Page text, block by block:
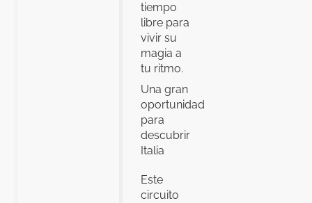
tiempo
libre para
vivir su
magia a
tu ritmo.
Una gran
oportunidad
para
descubrir
Italia
Este
circuito